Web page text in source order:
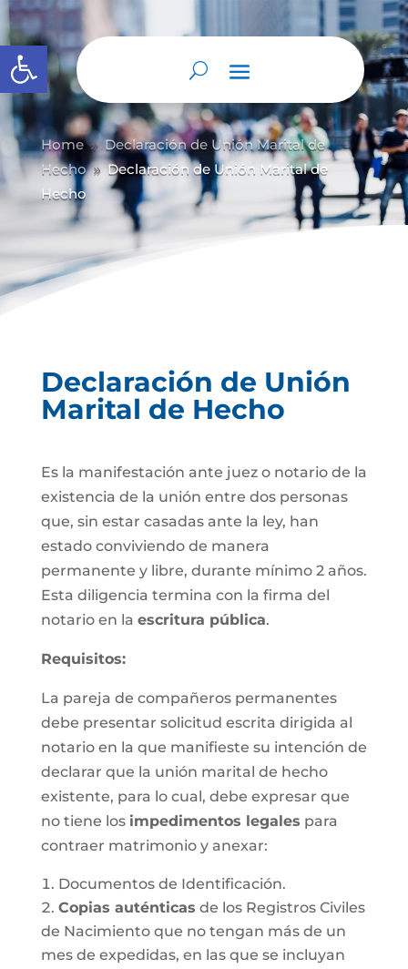
Abrir barra de herramientas
Home 9 Declaración de Unión Marital de
Hecho 9 Declaración de Unión Marital de
Hecho
Declaración de Unión
Marital de Hecho
Es la manifestación ante juez o notario de la
existencia de la unión entre dos personas
que, sin estar casadas ante la ley, han
estado conviviendo de manera
permanente y libre, durante mínimo 2 años.
Esta diligencia termina con la firma del
notario en la escritura pública.
Requisitos:
La pareja de compañeros permanentes
debe presentar solicitud escrita dirigida al
notario en la que manifieste su intención de
declarar que la unión marital de hecho
existente, para lo cual, debe expresar que
no tiene los impedimentos legales para
contraer matrimonio y anexar:
Documentos de Identificación.
Copias auténticas de los Registros Civiles
de Nacimiento que no tengan más de un
mes de expedidas, en las que se incluyan